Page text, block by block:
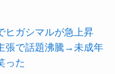
ヒガシマルが急上昇
張で話題沸騰→未成年
った